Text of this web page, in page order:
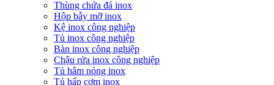
Thùng chứa đá inox
Hộp bẫy mỡ inox
Kệ inox công nghiệp
Tủ inox công nghiệp
Bàn inox công nghiệp
Chậu rửa inox công nghiệp
Tủ hâm nóng inox
Tủ hấp cơm inox